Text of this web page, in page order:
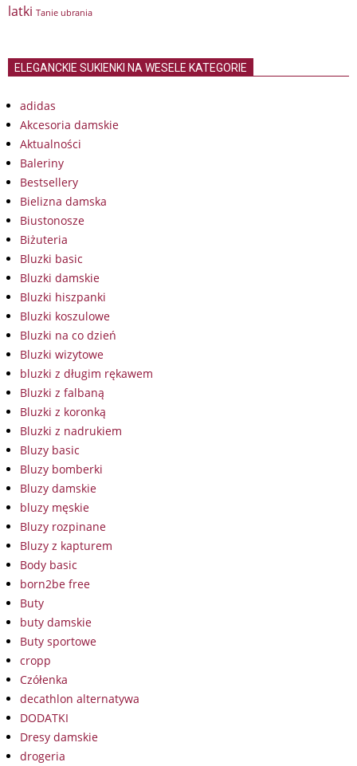
latki Tanie ubrania
ELEGANCKIE SUKIENKI NA WESELE KATEGORIE
adidas
Akcesoria damskie
Aktualności
Baleriny
Bestsellery
Bielizna damska
Biustonosze
Biżuteria
Bluzki basic
Bluzki damskie
Bluzki hiszpanki
Bluzki koszulowe
Bluzki na co dzień
Bluzki wizytowe
bluzki z długim rękawem
Bluzki z falbaną
Bluzki z koronką
Bluzki z nadrukiem
Bluzy basic
Bluzy bomberki
Bluzy damskie
bluzy męskie
Bluzy rozpinane
Bluzy z kapturem
Body basic
born2be free
Buty
buty damskie
Buty sportowe
cropp
Czółenka
decathlon alternatywa
DODATKI
Dresy damskie
drogeria